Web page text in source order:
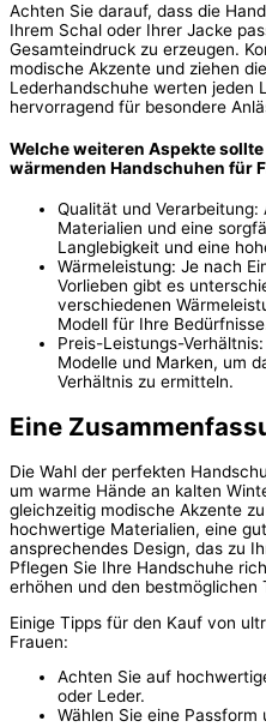
Achten Sie darauf, dass die
Ihrem Schal oder Ihrer Jacke
Gesamteindruck zu erzeugen.
modische Akzente und ziehen
Lederhandschuhe werten jeden
hervorragend für besondere
Welche weiteren Aspekte
wärmenden Handschuhen für
Qualität und
Materialien und eine
Langlebigkeit und eine
Wärmeleistung: Je nach
Vorlieben gibt es
verschiedenen
Modell für Ihre
Preis-Leistungs-
Modelle und Marken, um
Verhältnis zu ermitteln.
Eine
Die Wahl der perfekten
um warme Hände an kalten
gleichzeitig modische Akzente
hochwertige Materialien, eine
ansprechendes Design, das zu
Pflegen Sie Ihre Handschuhe
erhöhen und den bestmöglichen
Einige Tipps für den Kauf von
Frauen:
Achten Sie auf
oder Leder.
Wählen Sie eine Passform